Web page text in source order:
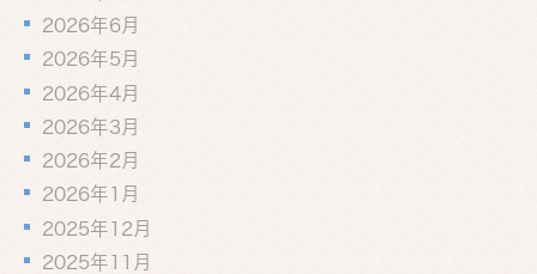
2026年6月
2026年5月
2026年4月
2026年3月
2026年2月
2026年1月
2025年12月
2025年11月